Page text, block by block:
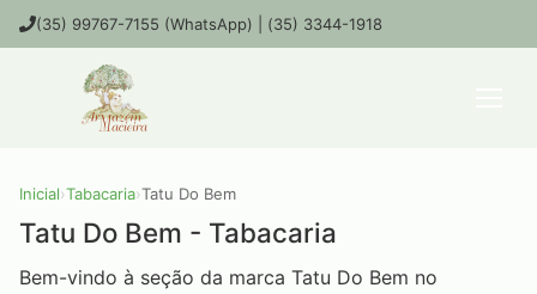
(35) 99767-7155 (WhatsApp) | (35) 3344-1918
Inicial›Tabacaria›Tatu Do Bem
Tatu Do Bem - Tabacaria
Bem-vindo à seção da marca Tatu Do Bem no